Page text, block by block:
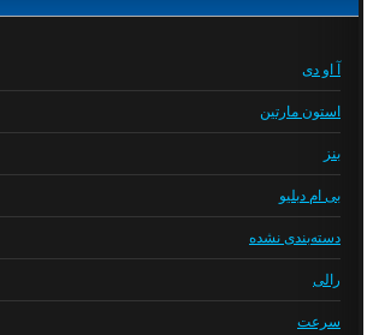
آ او دی
استون مارتین
بنز
بی ام دبلیو
دسته‌بندی نشده
رالی
سرعت